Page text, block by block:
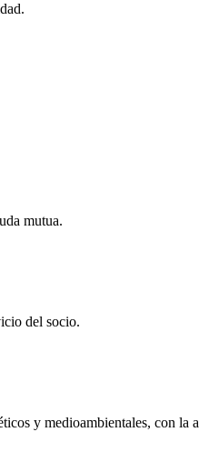
mutua.
del socio.
y medioambientales, con la